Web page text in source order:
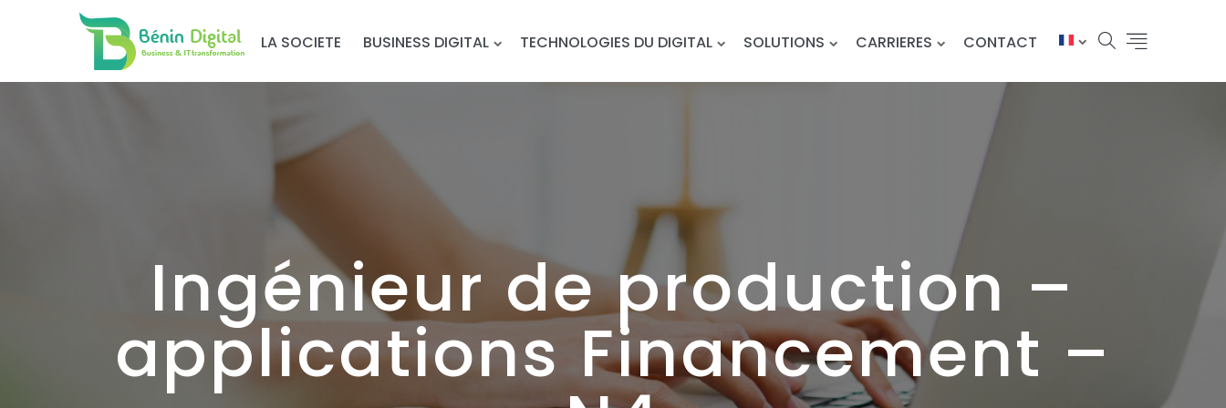
LA SOCIETE BUSINESS DIGITAL TECHNOLOGIES DU DIGITAL SOLUTIONS CARRIERES CONTACT
Ingénieur de production –
applications Financement –